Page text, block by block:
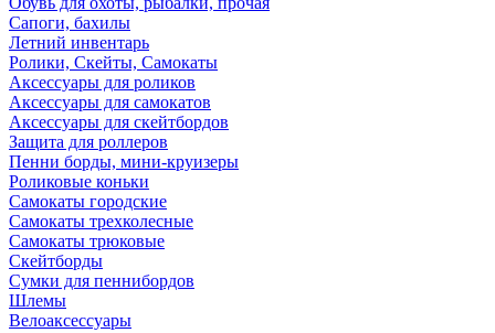
Сапоги, бахилы
Летний инвентарь
Ролики, Скейты, Самокаты
Аксессуары для роликов
Аксессуары для самокатов
Аксессуары для скейтбордов
Защита для роллеров
Пенни борды, мини-круизеры
Роликовые коньки
Самокаты городские
Самокаты трехколесные
Самокаты трюковые
Скейтборды
Сумки для пеннибордов
Шлемы
Велоаксессуары